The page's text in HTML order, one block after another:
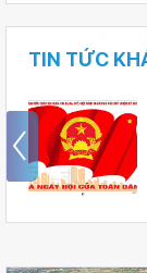
TIN TỨC